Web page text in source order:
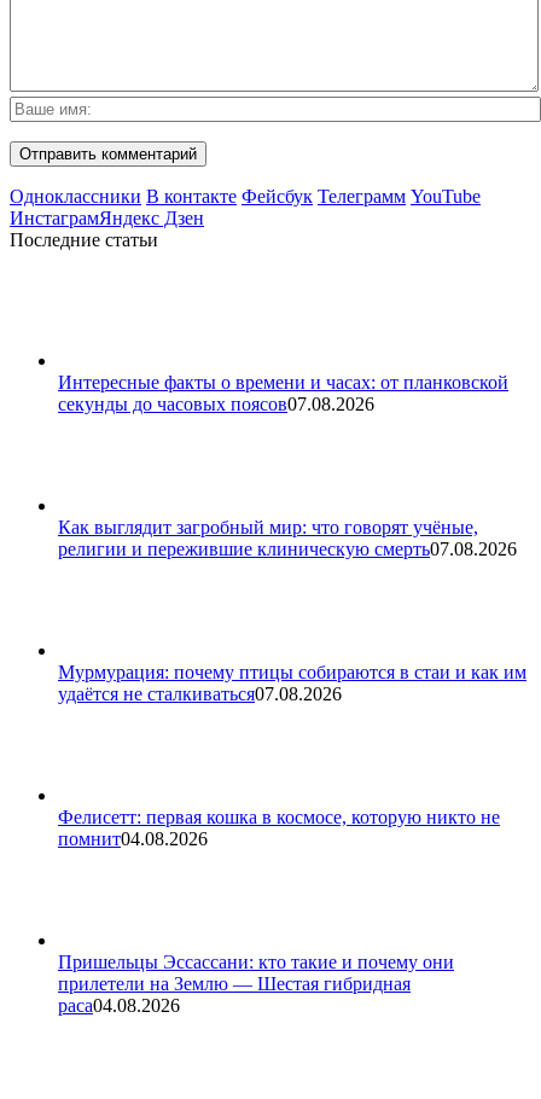
Одноклассники В контакте Фейсбук Телеграмм YouTube
ИнстаграмЯндекс Дзен
Последние статьи
Интересные факты о времени и часах: от планковской
секунды до часовых поясов07.08.2026
Как выглядит загробный мир: что говорят учёные,
религии и пережившие клиническую смерть07.08.2026
Мурмурация: почему птицы собираются в стаи и как им
удаётся не сталкиваться07.08.2026
Фелисетт: первая кошка в космосе, которую никто не
помнит04.08.2026
Пришельцы Эссассани: кто такие и почему они
прилетели на Землю — Шестая гибридная
раса04.08.2026